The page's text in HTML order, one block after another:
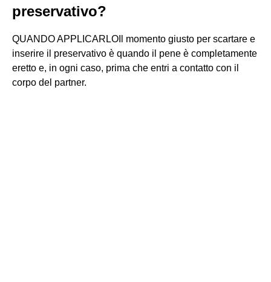
preservativo?
QUANDO APPLICARLOIl momento giusto per scartare e
inserire il preservativo è quando il pene è completamente
eretto e, in ogni caso, prima che entri a contatto con il
corpo del partner.